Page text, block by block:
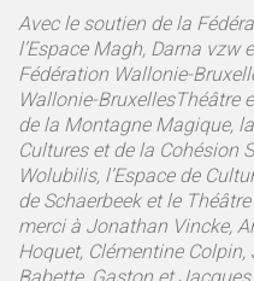
Avec le soutien de la
l’Espace Magh, Darna vzw
Fédération Wallonie-
Wallonie-BruxellesThéâtre
de la Montagne Magique,
Cultures et de la Cohésion
Wolubilis, l’Espace de
de Schaerbeek et le
merci à Jonathan Vincke,
Hoquet, Clémentine